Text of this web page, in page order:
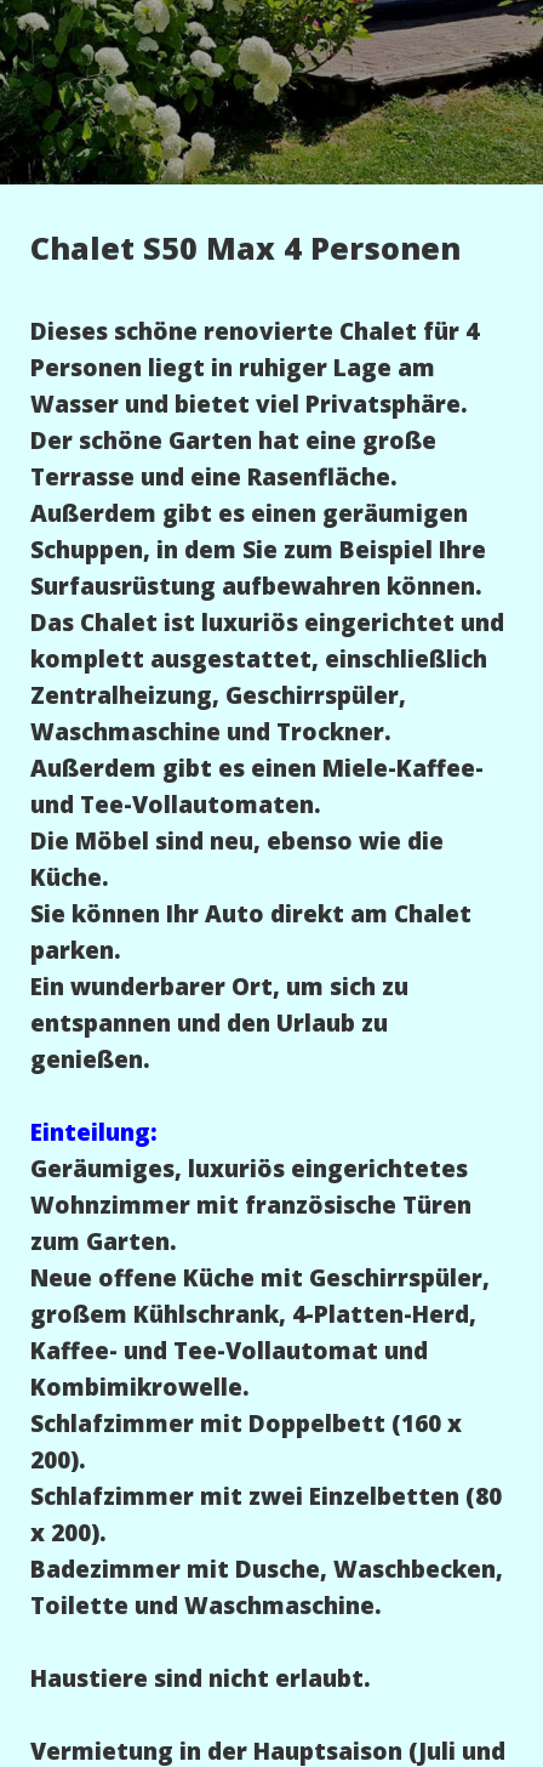
Chalet S50 Max 4 Personen
Dieses schöne renovierte Chalet für 4
Personen liegt in ruhiger Lage am
Wasser und bietet viel Privatsphäre.
Der schöne Garten hat eine große
Terrasse und eine Rasenfläche.
Außerdem gibt es einen geräumigen
Schuppen, in dem Sie zum Beispiel Ihre
Surfausrüstung aufbewahren können.
Das Chalet ist luxuriös eingerichtet und
komplett ausgestattet, einschließlich
Zentralheizung, Geschirrspüler,
Waschmaschine und Trockner.
Außerdem gibt es einen Miele-Kaffee-
und Tee-Vollautomaten.
Die Möbel sind neu, ebenso wie die
Küche.
Sie können Ihr Auto direkt am Chalet
parken.
Ein wunderbarer Ort, um sich zu
entspannen und den Urlaub zu
genießen.
Einteilung:
Geräumiges, luxuriös eingerichtetes
Wohnzimmer mit französische Türen
zum Garten.
Neue offene Küche mit Geschirrspüler,
großem Kühlschrank, 4-Platten-Herd,
Kaffee- und Tee-Vollautomat und
Kombimikrowelle.
Schlafzimmer mit Doppelbett (160 x
200).
Schlafzimmer mit zwei Einzelbetten (80
x 200).
Badezimmer mit Dusche, Waschbecken,
Toilette und Waschmaschine.
Haustiere sind nicht erlaubt.
Vermietung in der Hauptsaison (Juli und